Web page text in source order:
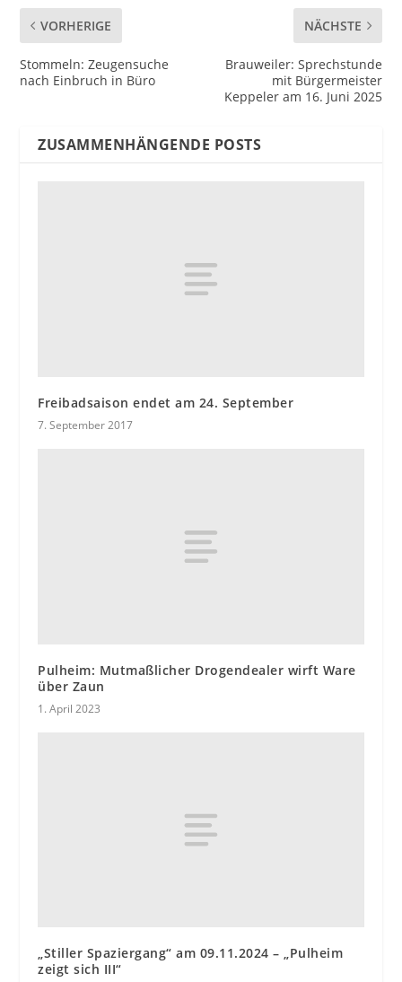
VORHERIGE
Stommeln: Zeugensuche
nach Einbruch in Büro
NÄCHSTE
Brauweiler: Sprechstunde
mit Bürgermeister
Keppeler am 16. Juni 2025
ZUSAMMENHÄNGENDE POSTS
Freibadsaison endet am 24. September
7. September 2017
Pulheim: Mutmaßlicher Drogendealer wirft Ware
über Zaun
1. April 2023
„Stiller Spaziergang“ am 09.11.2024 – „Pulheim
zeigt sich III“